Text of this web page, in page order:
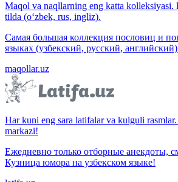
Maqol va naqllarning eng katta kolleksiyasi.
tilda (o‘zbek, rus, ingliz).
Самая большая коллекция пословиц и
языках (узбекский, русский,
maqollar.uz
Har kuni eng sara latifalar va kulguli
markazi!
Ежедневно только отборные анекдоты,
Кузница юмора на узбекском языке!